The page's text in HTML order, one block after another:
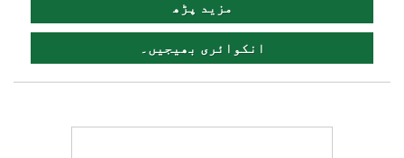
مزید پڑھ
انکوائری بھیجیں۔